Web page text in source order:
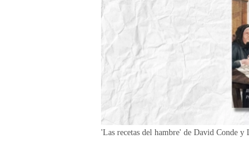
'Las recetas del hambre' de David Conde